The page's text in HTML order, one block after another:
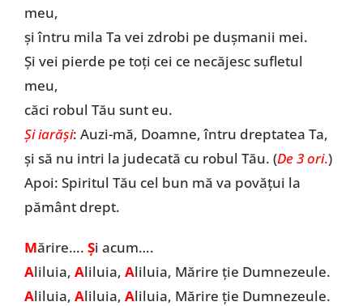
meu,
și întru mila Ta vei zdrobi pe dușmanii mei.
Și vei pierde pe toți cei ce necăjesc sufletul
meu,
căci robul Tău sunt eu.
Și iarăși: Auzi-mă, Doamne, întru dreptatea Ta,
și să nu intri la judecată cu robul Tău. (De 3 ori.)
Apoi: Spiritul Tău cel bun mă va povățui la
pământ drept.
Mărire…. Și acum….
Aliluia, Aliluia, Aliluia, Mărire ție Dumnezeule.
Aliluia, Aliluia, Aliluia, Mărire ție Dumnezeule.